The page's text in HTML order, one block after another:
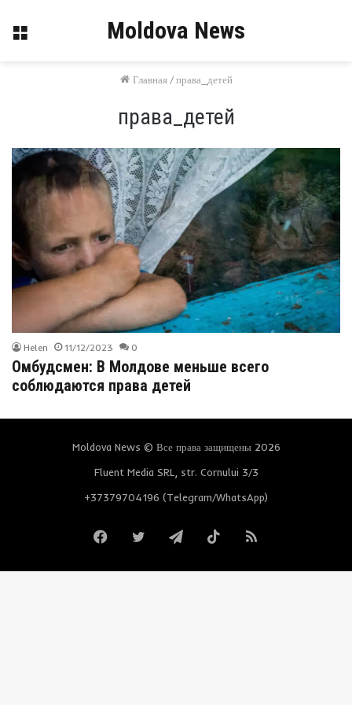
Меню Moldova News
Главная / права_детей
права_детей
Helen 11/12/2023 0
Омбудсмен: В Молдове меньше всего
соблюдаются права детей
Moldova News © Все права защищены 2026
Fluent Media SRL, str. Cornului 3/3
+37379704196 (Telegram/WhatsApp)
FacebookTwitterTelegramTikTokRSS